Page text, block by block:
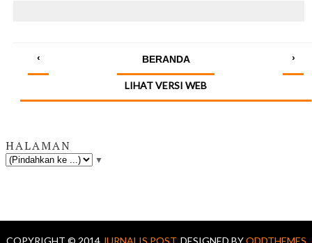
‹ ›
BERANDA
LIHAT VERSI WEB
HALAMAN
▼
COPYRIGHT © 2014 JURNALIS POST. DESIGNED BYODDTHEMES